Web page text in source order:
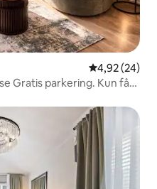
4,92 ud af 5 i
4,92 (24)
Gratis parkering. Kun få